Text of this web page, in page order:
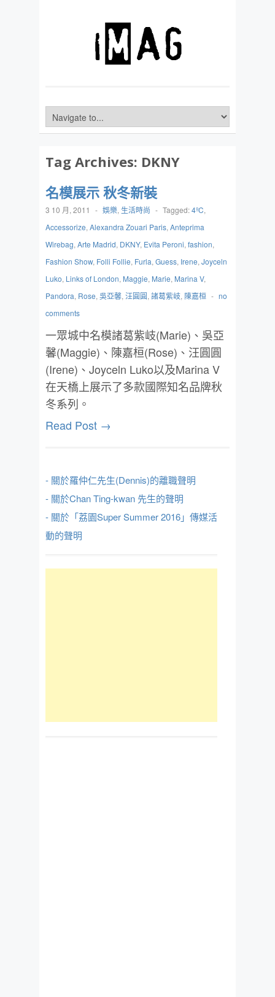
Tag Archives: DKNY
名模展示 秋冬新裝
3 10 月, 2011 - 娛樂, 生活時尚 - Tagged:4ºC,
Accessorize, Alexandra Zouari Paris, Anteprima
Wirebag, Arte Madrid, DKNY, Evita Peroni, fashion,
Fashion Show, Folli Follie, Furla, Guess, Irene, Joyceln
Luko, Links of London, Maggie, Marie, Marina V,
Pandora, Rose, 吳亞馨, 汪圓圓, 諸葛紫岐, 陳嘉桓 - no
comments
一眾城中名模諸葛紫岐(Marie)、吳亞
馨(Maggie)、陳嘉桓(Rose)、汪圓圓
(Irene)、Joyceln Luko以及Marina V
在天橋上展示了多款國際知名品牌秋
冬系列。
Read Post →
- 關於羅仲仁先生(Dennis)的離職聲明
- 關於Chan Ting-kwan 先生的聲明
- 關於「荔園Super Summer 2016」傳媒活
動的聲明